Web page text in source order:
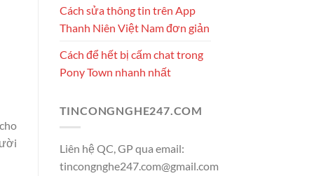
Cách sửa thông tin trên App
Thanh Niên Việt Nam đơn giản
Cách để hết bị cấm chat trong
Pony Town nhanh nhất
TINCONGNGHE247.COM
Liên hệ QC, GP qua email:
tincongnghe247.com@gmail.com